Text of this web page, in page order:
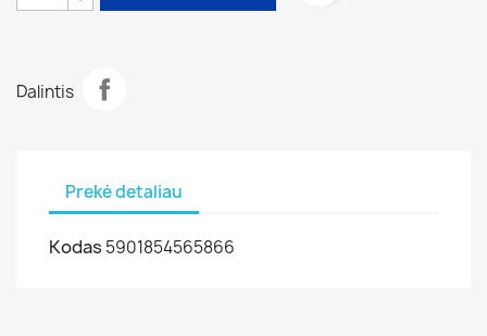
Dalintis
Prekė detaliau
Kodas 5901854565866